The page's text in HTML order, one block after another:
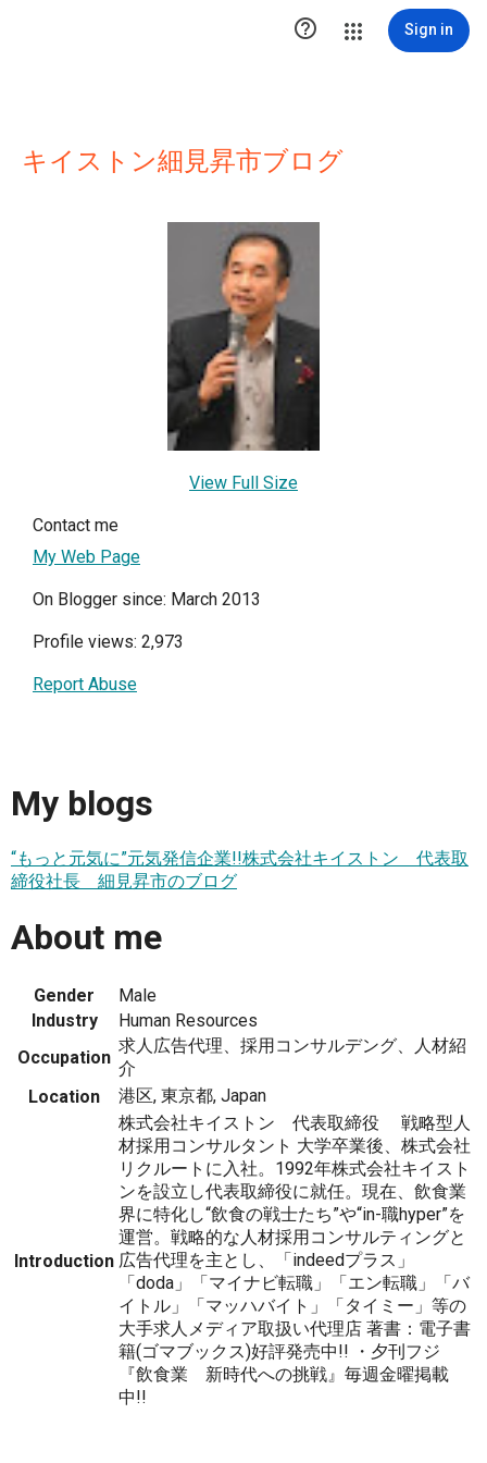
 Sign in
キイストン細見昇市ブログ
View Full Size
Contact me
My Web Page
On Blogger since: March 2013
Profile views: 2,973
Report Abuse
My blogs
“もっと元気に”元気発信企業!!株式会社キイストン 代表取
締役社長 細見昇市のブログ
About me
Gender
Male
Industry
Human Resources
Occupation
求人広告代理、採用コンサルデング、人材紹
介
Location
港区, 東京都, Japan
Introduction
株式会社キイストン 代表取締役 戦略型人
材採用コンサルタント 大学卒業後、株式会社
リクルートに入社。1992年株式会社キイスト
ンを設立し代表取締役に就任。現在、飲食業
界に特化し“飲食の戦士たち”や“in-職hyper”を
運営。戦略的な人材採用コンサルティングと
広告代理を主とし、「indeedプラス」
「doda」「マイナビ転職」「エン転職」「バ
イトル」「マッハバイト」「タイミー」等の
大手求人メディア取扱い代理店 著書：電子書
籍(ゴマブックス)好評発売中!! ・夕刊フジ
『飲食業 新時代への挑戦』毎週金曜掲載
中!!